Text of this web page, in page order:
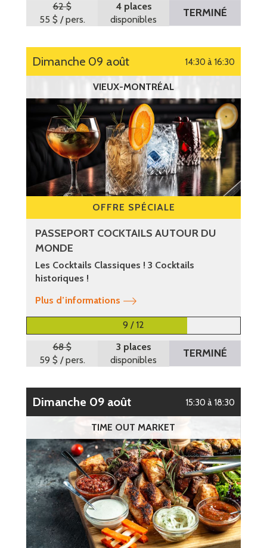
62 $
55 $ / pers.
4 places
disponibles
TERMINÉ
dimanche 09 août 14:30 à 16:30
VIEUX-MONTRÉAL
OFFRE SPÉCIALE
PASSEPORT COCKTAILS AUTOUR DU
MONDE
Les Cocktails Classiques ! 3 Cocktails
historiques !
Plus d’informations
9 / 12
68 $
59 $ / pers.
3 places
disponibles
TERMINÉ
dimanche 09 août 15:30 à 18:30
TIME OUT MARKET